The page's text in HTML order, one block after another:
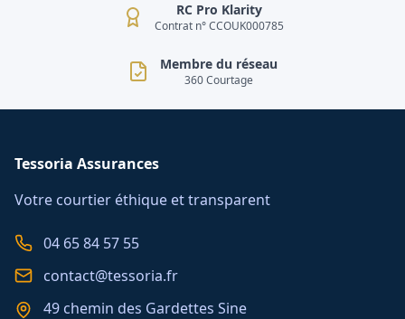
RC Pro Klarity
Contrat n° CCOUK000785
Membre du réseau
360 Courtage
Tessoria Assurances
Votre courtier éthique et transparent
04 65 84 57 55
contact@tessoria.fr
49 chemin des Gardettes Sine